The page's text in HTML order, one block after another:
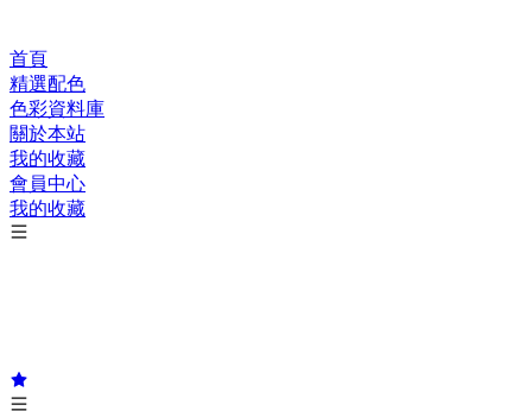
首頁
精選配色
色彩資料庫
關於本站
我的收藏
會員中心
我的收藏